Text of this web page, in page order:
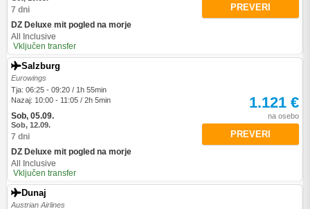
7 dni
DZ Deluxe mit pogled na morje
All Inclusive
Vključen transfer
PREVERI
Salzburg
Eurowings
Tja: 06:25 - 09:20 / 1h 55min
Nazaj: 10:00 - 11:05 / 2h 5min
Sob, 05.09.
Sob, 12.09.
7 dni
DZ Deluxe mit pogled na morje
All Inclusive
Vključen transfer
1.121 €
na osebo
PREVERI
Dunaj
Austrian Airlines